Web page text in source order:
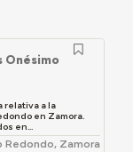
Onésimo
relativa a la
en Zamora.
en...
Redondo, Zamora